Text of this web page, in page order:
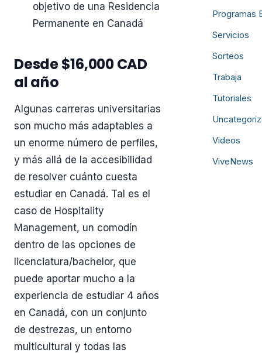
objetivo de una Residencia
Permanente en Canadá
Desde $16,000 CAD
al año
Algunas carreras universitarias
son mucho más adaptables a
un enorme número de perfiles,
y más allá de la accesibilidad
de resolver cuánto cuesta
estudiar en Canadá. Tal es el
caso de Hospitality
Management, un comodín
dentro de las opciones de
licenciatura/bachelor, que
puede aportar mucho a la
experiencia de estudiar 4 años
en Canadá, con un conjunto
de destrezas, un entorno
multicultural y todas las
Programas
Servicios
Sorteos
Trabaja
Tutoriales
Videos
ViveNews